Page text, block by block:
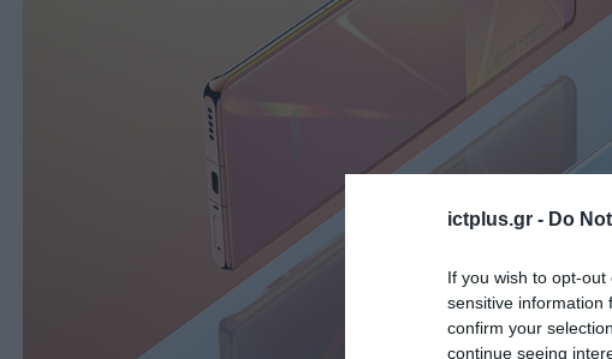
ictplus.gr - Do
If you wish to opt-
sensitive information
confirm your
continue seeing